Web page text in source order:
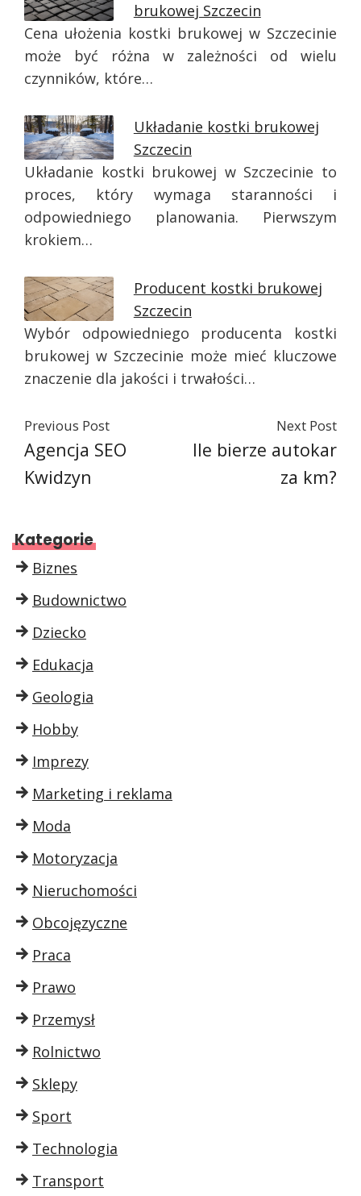
brukowej Szczecin
Cena ułożenia kostki brukowej w Szczecinie
może być różna w zależności od wielu
czynników, które…
Układanie kostki brukowej
Szczecin
Układanie kostki brukowej w Szczecinie to
proces, który wymaga staranności i
odpowiedniego planowania. Pierwszym
krokiem…
Producent kostki brukowej
Szczecin
Wybór odpowiedniego producenta kostki
brukowej w Szczecinie może mieć kluczowe
znaczenie dla jakości i trwałości…
Previous Post
Agencja SEO
Kwidzyn
Next Post
Ile bierze autokar
za km?
Kategorie
Biznes
Budownictwo
Dziecko
Edukacja
Geologia
Hobby
Imprezy
Marketing i reklama
Moda
Motoryzacja
Nieruchomości
Obcojęzyczne
Praca
Prawo
Przemysł
Rolnictwo
Sklepy
Sport
Technologia
Transport